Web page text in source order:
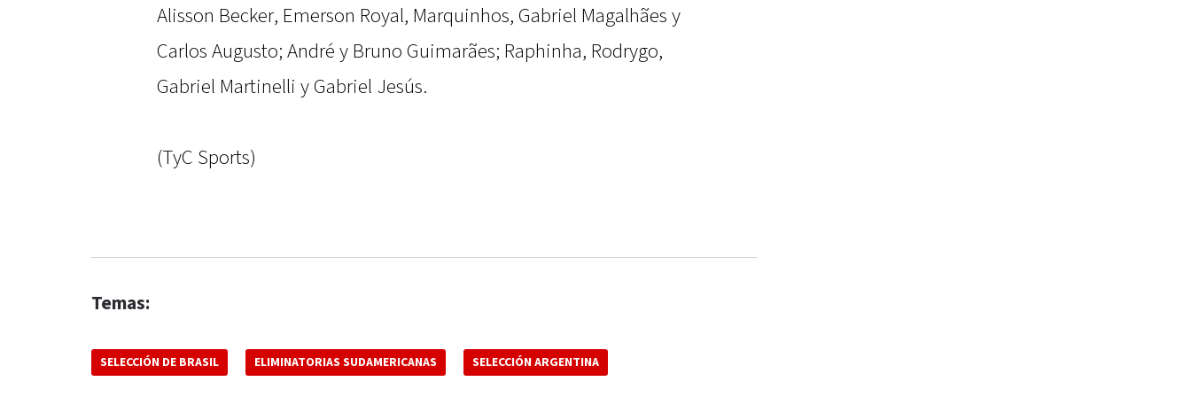
Alisson Becker, Emerson Royal, Marquinhos, Gabriel Magalhães y
Carlos Augusto; André y Bruno Guimarães; Raphinha, Rodrygo,
Gabriel Martinelli y Gabriel Jesús.
(TyC Sports)
Temas:
SELECCIÓN DE BRASIL ELIMINATORIAS SUDAMERICANAS SELECCIÓN ARGENTINA